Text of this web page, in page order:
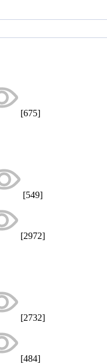
[675]
[549]
[2972]
[2732]
[484]